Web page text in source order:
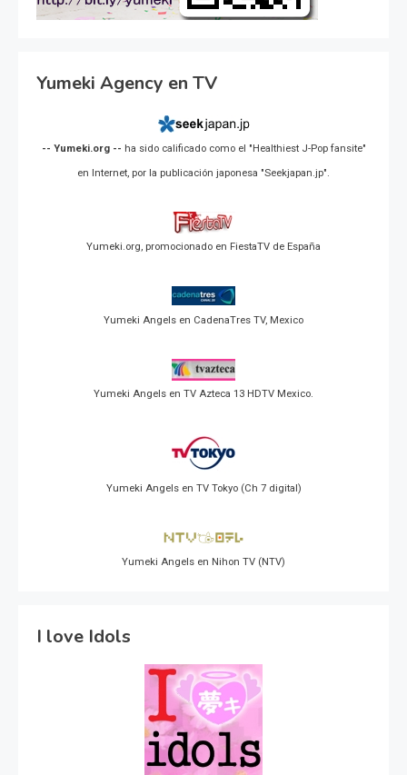
Yumeki Agency en TV
-- Yumeki.org -- ha sido calificado como el "Healthiest J-Pop fansite"
en Internet, por la publicación japonesa "Seekjapan.jp".
Yumeki.org, promocionado en FiestaTV de España
Yumeki Angels en CadenaTres TV, Mexico
Yumeki Angels en TV Azteca 13 HDTV Mexico.
Yumeki Angels en TV Tokyo (Ch 7 digital)
Yumeki Angels en Nihon TV (NTV)
I love Idols